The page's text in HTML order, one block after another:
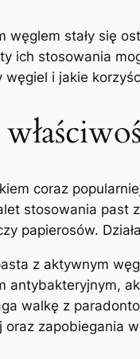
węglem stały się
ich stosowania
i jakie
coraz
stosowania
papierosów.
z aktywnym
antybakteryjnym,
‌walkę z
zapobiegania